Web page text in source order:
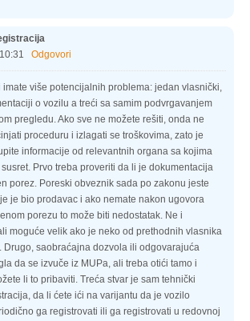
Odgovori
imate više potencijalnih problema: jedan vlasnički,
o vozilu a treći sa samim podvrgavanjem
pregledu. Ako sve ne možete rešiti, onda ne
proceduru i izlagati se troškovima, zato je
informacije od relevantnih organa sa kojima
Prvo treba proveriti da li je dokumentacija
porez. Poreski obveznik sada po zakonu jeste
je bio prodavac i ako nemate nakon ugovora
porezu to može biti nedostatak. Ne i
moguće velik ako je neko od prethodnih vlasnika
Drugo, saobraćajna dozvola ili odgovarajuća
da se izvuče iz MUPa, ali treba otići tamo i
li to pribaviti. Treća stvar je sam tehnički
da li ćete ići na varijantu da je vozilo
ga registrovati ili ga registrovati u redovnoj